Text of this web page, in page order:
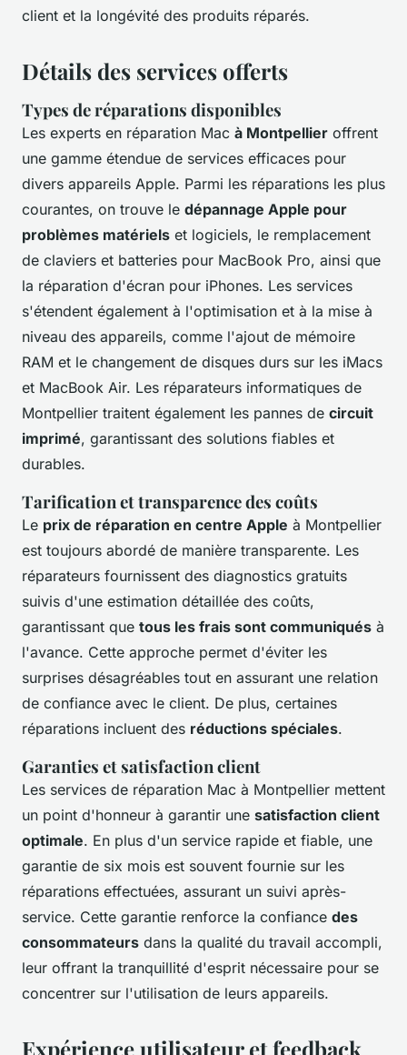
client et la longévité des produits réparés.
Détails des services offerts
Types de réparations disponibles
Les experts en réparation Mac à Montpellier offrent
une gamme étendue de services efficaces pour
divers appareils Apple. Parmi les réparations les plus
courantes, on trouve le dépannage Apple pour
problèmes matériels et logiciels, le remplacement
de claviers et batteries pour MacBook Pro, ainsi que
la réparation d'écran pour iPhones. Les services
s'étendent également à l'optimisation et à la mise à
niveau des appareils, comme l'ajout de mémoire
RAM et le changement de disques durs sur les iMacs
et MacBook Air. Les réparateurs informatiques de
Montpellier traitent également les pannes de circuit
imprimé, garantissant des solutions fiables et
durables.
Tarification et transparence des coûts
Le prix de réparation en centre Apple à Montpellier
est toujours abordé de manière transparente. Les
réparateurs fournissent des diagnostics gratuits
suivis d'une estimation détaillée des coûts,
garantissant que tous les frais sont communiqués à
l'avance. Cette approche permet d'éviter les
surprises désagréables tout en assurant une relation
de confiance avec le client. De plus, certaines
réparations incluent des réductions spéciales.
Garanties et satisfaction client
Les services de réparation Mac à Montpellier mettent
un point d'honneur à garantir une satisfaction client
optimale. En plus d'un service rapide et fiable, une
garantie de six mois est souvent fournie sur les
réparations effectuées, assurant un suivi après-
service. Cette garantie renforce la confiance des
consommateurs dans la qualité du travail accompli,
leur offrant la tranquillité d'esprit nécessaire pour se
concentrer sur l'utilisation de leurs appareils.
Expérience utilisateur et feedback